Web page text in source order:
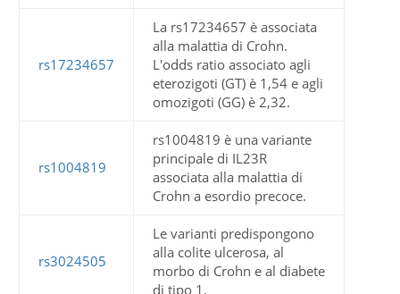
rs17234657
La rs17234657 è associata
alla malattia di Crohn.
L'odds ratio associato agli
eterozigoti (GT) è 1,54 e agli
omozigoti (GG) è 2,32.
rs1004819
rs1004819 è una variante
principale di IL23R
associata alla malattia di
Crohn a esordio precoce.
rs3024505
Le varianti predispongono
alla colite ulcerosa, al
morbo di Crohn e al diabete
di tipo 1.